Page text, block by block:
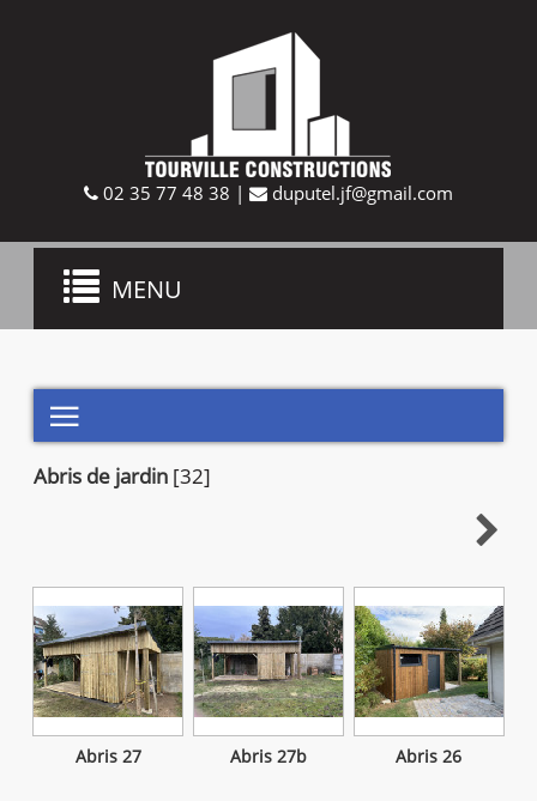
02 35 77 48 38 | duputel.jf@gmail.com
MENU

Abris de jardin [32]

Abris 27 Abris 27b Abris 26